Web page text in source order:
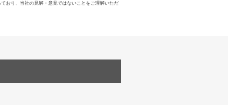
おり、当社の見解・意見ではないことをご理解いただ